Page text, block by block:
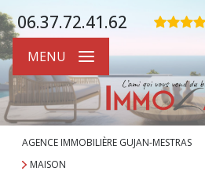
06.37.72.41.62
MENU
AGENCE IMMOBILIÈRE GUJAN-MESTRAS
MAISON